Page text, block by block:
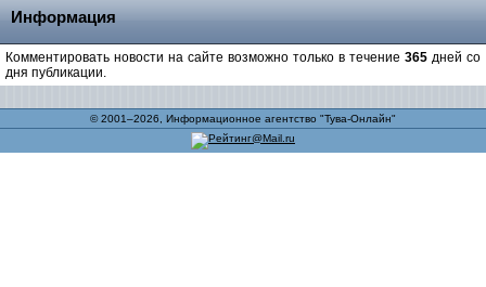
Информация
Комментировать новости на сайте возможно только в течение 365 дней со
дня публикации.
© 2001–2026, Информационное агентство "Тува-Онлайн"